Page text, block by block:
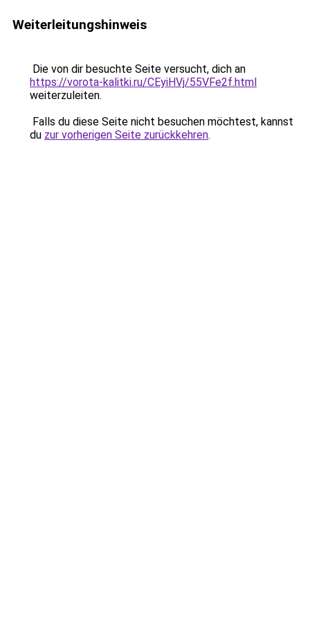
Weiterleitungshinweis
Die von dir besuchte Seite versucht, dich an
https://vorota-kalitki.ru/CEyiHVj/55VFe2f.html
weiterzuleiten.
Falls du diese Seite nicht besuchen möchtest, kannst
du zur vorherigen Seite zurückkehren.